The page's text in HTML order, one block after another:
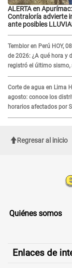
ALERTA en Apurímac:
Contraloría advierte
ante posibles
Temblor en Perú HOY,
de 2026: ¿A qué hora y
registró el último sismo,
IGP?
Corte de agua en Lima
agosto: conoce los
horarios afectados por
Regresar al inicio
Quiénes somos
Enlaces de